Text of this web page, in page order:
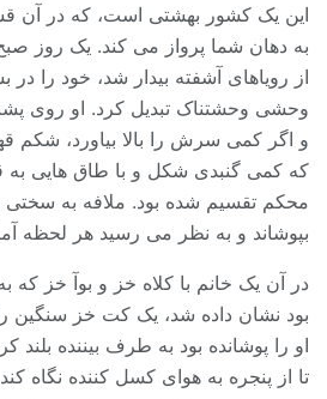
این یک کشور بهشتی است، که در آن
به دهان شما پرواز می کند. یک روز
از رویاهای آشفته بیدار شد، خود را
وحشی وحشتناک تبدیل کرد. او روی
و اگر کمی سرش را بالا بیاورد، شکم
که کمی گنبدی شکل و با طاق هایی
محکم تقسیم شده بود. ملافه به
بپوشاند و به نظر می رسید هر لحظه
در آن یک خانم با کلاه خز و بوآ خز
بود نشان داده شد، یک کت خز سنگین را
او را پوشانده بود به طرف بیننده
تا از پنجره به هوای کسل کننده نگاه